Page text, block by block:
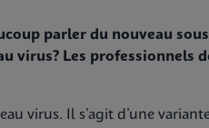
parler du nouveau
virus? Les professionnels
virus. Il s’agit d’une